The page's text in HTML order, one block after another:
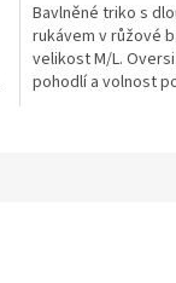
Bavlněné triko s
rukávem v růžové
velikost M/L.
pohodlí a volnost